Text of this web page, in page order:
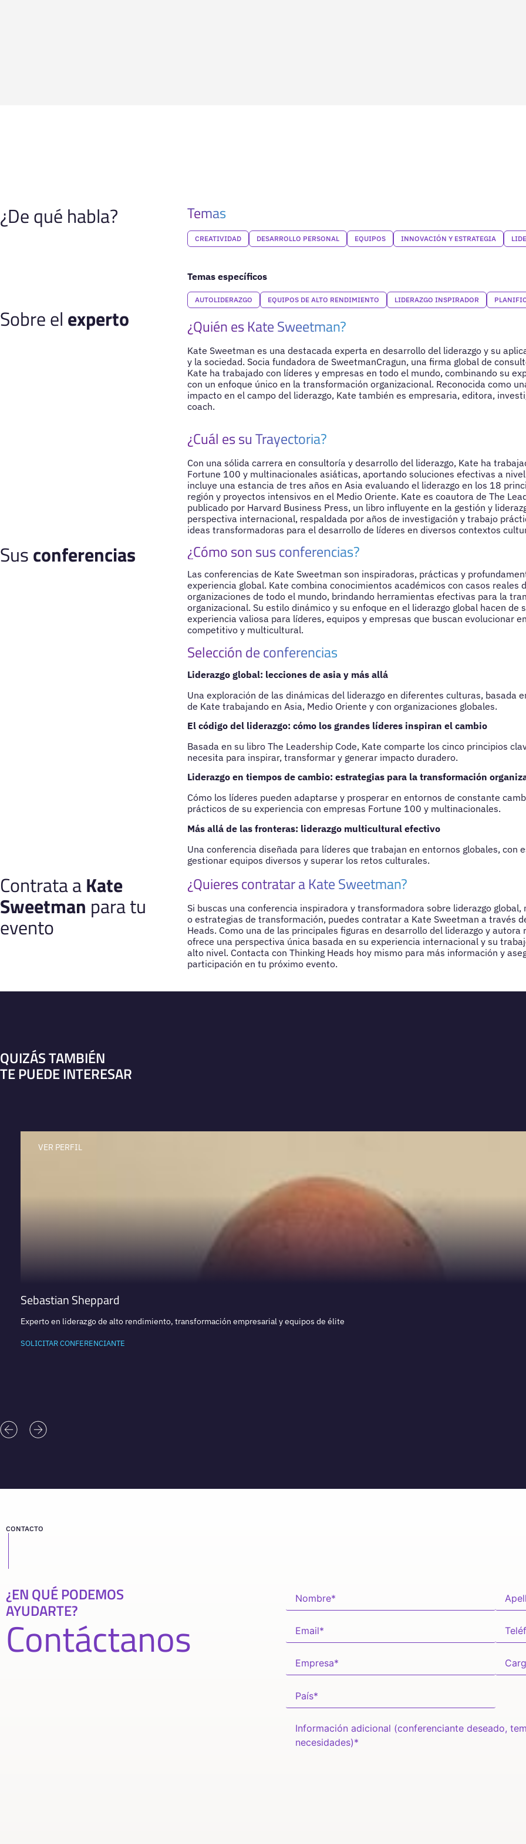
¿De qué habla? Temas
CREATIVIDAD DESARROLLO PERSONAL EQUIPOS INNOVACIÓN Y ESTRATEGIA
Temas específicos
AUTOLIDERAZGO EQUIPOS DE ALTO RENDIMIENTO LIDERAZGO INSPIRADOR
Sobre el experto ¿Quién es Kate Sweetman?
Kate Sweetman es una destacada experta en desarrollo del liderazgo y su
y la sociedad. Socia fundadora de SweetmanCragun, una firma global de
Kate ha trabajado con líderes y empresas en todo el mundo, combinando su
con un enfoque único en la transformación organizacional. Reconocida como
impacto en el campo del liderazgo, Kate también es empresaria, editora,
coach.
¿Cuál es su Trayectoria?
Con una sólida carrera en consultoría y desarrollo del liderazgo, Kate ha
Fortune 100 y multinacionales asiáticas, aportando soluciones efectivas a
incluye una estancia de tres años en Asia evaluando el liderazgo en los 18
región y proyectos intensivos en el Medio Oriente. Kate es coautora de The
publicado por Harvard Business Press, un libro influyente en la gestión y
perspectiva internacional, respaldada por años de investigación y trabajo
ideas transformadoras para el desarrollo de líderes en diversos contextos
Susconferencias ¿Cómo son sus conferencias?
Las conferencias de Kate Sweetman son inspiradoras, prácticas y
experiencia global. Kate combina conocimientos académicos con casos reales
organizaciones de todo el mundo, brindando herramientas efectivas para la
organizacional. Su estilo dinámico y su enfoque en el liderazgo global hacen de
experiencia valiosa para líderes, equipos y empresas que buscan evolucionar
competitivo y multicultural.
Selección de conferencias
Liderazgo global: lecciones de asia y más allá
Una exploración de las dinámicas del liderazgo en diferentes culturas, basada
de Kate trabajando en Asia, Medio Oriente y con organizaciones globales.
El código del liderazgo: cómo los grandes líderes inspiran el cambio
Basada en su libro The Leadership Code, Kate comparte los cinco principios
necesita para inspirar, transformar y generar impacto duradero.
Liderazgo en tiempos de cambio: estrategias para la transformación
Cómo los líderes pueden adaptarse y prosperar en entornos de constante
prácticos de su experiencia con empresas Fortune 100 y multinacionales.
Más allá de las fronteras: liderazgo multicultural efectivo
Una conferencia diseñada para líderes que trabajan en entornos globales, con
gestionar equipos diversos y superar los retos culturales.
Contrata aKate
Sweetman para tu
evento
¿Quieres contratar a Kate Sweetman?
Si buscas una conferencia inspiradora y transformadora sobre liderazgo
o estrategias de transformación, puedes contratar a Kate Sweetman a través
Heads. Como una de las principales figuras en desarrollo del liderazgo y autora
ofrece una perspectiva única basada en su experiencia internacional y su
alto nivel. Contacta con Thinking Heads hoy mismo para más información y
participación en tu próximo evento.
QUIZÁS TAMBIÉN
TE PUEDE INTERESAR
VER PERFIL
Sebastian Sheppard
Experto en liderazgo de alto rendimiento, transformación empresarial y equipos de élite
SOLICITAR CONFERENCIANTE
CONTACTO
¿EN QUÉ PODEMOS
AYUDARTE?
Contáctanos